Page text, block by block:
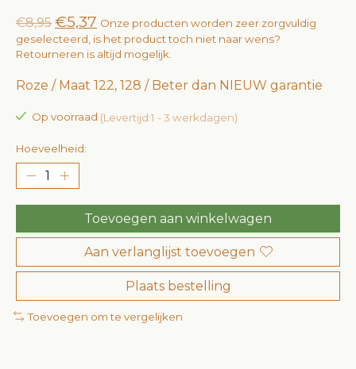
€8,95 €5,37 Onze producten worden zeer zorgvuldig
geselecteerd, is het product toch niet naar wens?
Retourneren is altijd mogelijk.
Roze / Maat 122, 128 / Beter dan NIEUW garantie
Op voorraad (Levertijd:1 - 3 werkdagen)
Hoeveelheid:
Toevoegen aan winkelwagen
Aan verlanglijst toevoegen
Plaats bestelling
Toevoegen om te vergelijken